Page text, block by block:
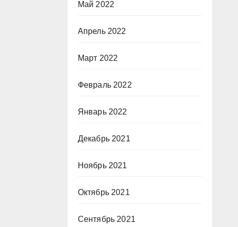
Май 2022
Апрель 2022
Март 2022
Февраль 2022
Январь 2022
Декабрь 2021
Ноябрь 2021
Октябрь 2021
Сентябрь 2021